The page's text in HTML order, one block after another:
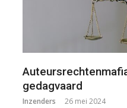
gedagvaard
Inzenders 26 mei 2024